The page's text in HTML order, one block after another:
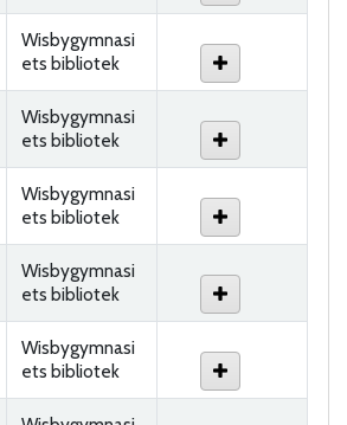
Wisbygymnasi
ets bibliotek
Wisbygymnasi
ets bibliotek
Wisbygymnasi
ets bibliotek
Wisbygymnasi
ets bibliotek
Wisbygymnasi
ets bibliotek